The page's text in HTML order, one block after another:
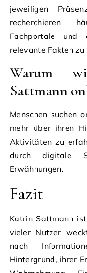
jeweiligen
recherchieren
Fachportale und
relevante Fakten zu
Warum
Sattmann
Menschen suchen
mehr über ihren
Aktivitäten zu
durch digitale
Erwähnungen.
Fazit
Katrin Sattmann
vieler Nutzer
nach
Hintergrund, ihrer